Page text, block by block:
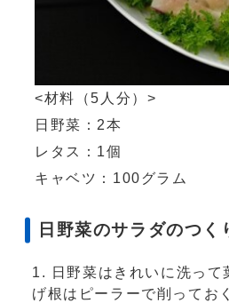
<材料（5人分）>
日野菜：2本
レタス：1個
キャベツ：100グラム
日野菜のサラダのつく
日野菜はきれいに洗っ
げ根はピーラーで削ってお